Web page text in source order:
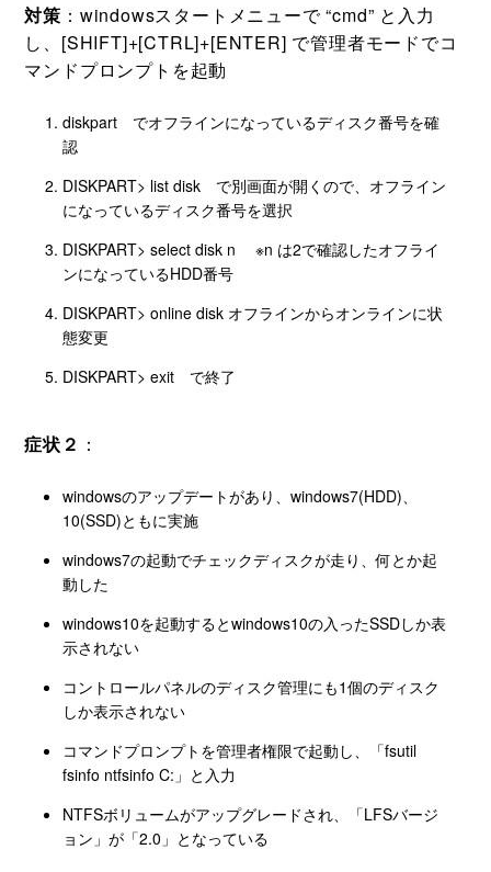
対策 ：windowsスタートメニューで “cmd” と入力
し、[SHIFT]+[CTRL]+[ENTER] で管理者モードでコ
マンドプロンプトを起動
diskpart でオフラインになっているディスク番号を確
認
DISKPART> list disk で別画面が開くので、オフライン
になっているディスク番号を選択
DISKPART> select disk n ※n は2で確認したオフライ
ンになっているHDD番号
DISKPART> online disk オフラインからオンラインに状
態変更
DISKPART> exit で終了
症状２ ：
windowsのアップデートがあり、windows7(HDD)、
10(SSD)ともに実施
windows7の起動でチェックディスクが走り、何とか起
動した
windows10を起動するとwindows10の入ったSSDしか表
示されない
コントロールパネルのディスク管理にも1個のディスク
しか表示されない
コマンドプロンプトを管理者権限で起動し、「fsutil
fsinfo ntfsinfo C:」と入力
NTFSボリュームがアップグレードされ、「LFSバージ
ョン」が「2.0」となっている